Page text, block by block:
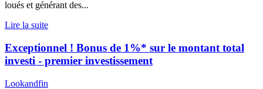
loués et générant des...
Lire la suite
Exceptionnel ! Bonus de 1%* sur le montant total
investi - premier investissement
Lookandfin